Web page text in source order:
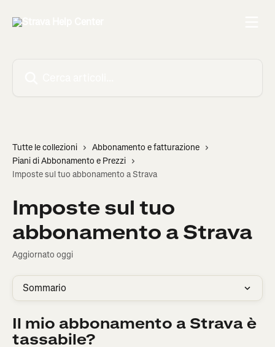
Tutte le collezioni
Abbonamento e fatturazione
Piani di Abbonamento e Prezzi
Imposte sul tuo abbonamento a Strava
Imposte sul tuo
abbonamento a Strava
Aggiornato oggi
Sommario
Il mio abbonamento a Strava è
tassabile?